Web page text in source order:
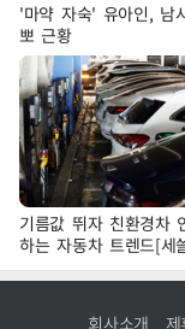
'마약 자숙' 유아인, 남
뽀 근황
기름값 뛰자 친환경
하는 자동차 트렌드[세
회사소개